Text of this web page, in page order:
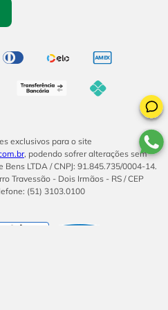
exclusivos para o site
, podendo sofrer alterações sem
LTDA / CNPJ: 91.845.735/0004-14.
Travessão - Dois Irmãos - RS / CEP
(51) 3103.0100